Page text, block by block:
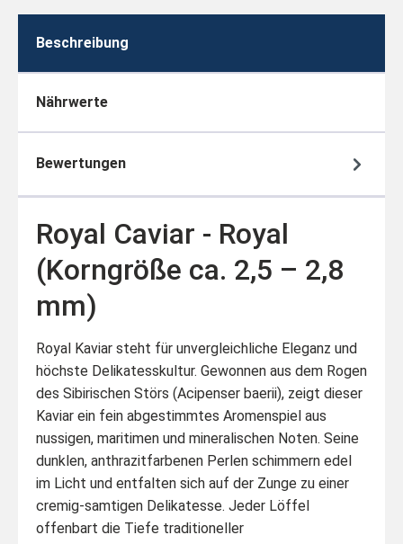
Beschreibung
Nährwerte
Bewertungen
Royal Caviar - Royal
(Korngröße ca. 2,5 – 2,8
mm)
Royal Kaviar steht für unvergleichliche Eleganz und
höchste Delikatesskultur. Gewonnen aus dem Rogen
des Sibirischen Störs (Acipenser baerii), zeigt dieser
Kaviar ein fein abgestimmtes Aromenspiel aus
nussigen, maritimen und mineralischen Noten. Seine
dunklen, anthrazitfarbenen Perlen schimmern edel
im Licht und entfalten sich auf der Zunge zu einer
cremig-samtigen Delikatesse. Jeder Löffel
offenbart die Tiefe traditioneller